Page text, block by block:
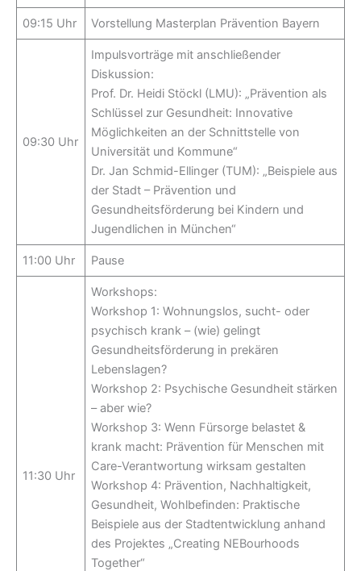
09:15 Uhr Vorstellung Masterplan Prävention Bayern
09:30 Uhr
Impulsvorträge mit anschließender
Diskussion:
Prof. Dr. Heidi Stöckl (LMU): „Prävention als
Schlüssel zur Gesundheit: Innovative
Möglichkeiten an der Schnittstelle von
Universität und Kommune“
Dr. Jan Schmid-Ellinger (TUM): „Beispiele aus
der Stadt – Prävention und
Gesundheitsförderung bei Kindern und
Jugendlichen in München“
11:00 Uhr Pause
11:30 Uhr
Workshops:
Workshop 1: Wohnungslos, sucht- oder
psychisch krank – (wie) gelingt
Gesundheitsförderung in prekären
Lebenslagen?
Workshop 2: Psychische Gesundheit stärken
– aber wie?
Workshop 3: Wenn Fürsorge belastet &
krank macht: Prävention für Menschen mit
Care-Verantwortung wirksam gestalten
Workshop 4: Prävention, Nachhaltigkeit,
Gesundheit, Wohlbefinden: Praktische
Beispiele aus der Stadtentwicklung anhand
des Projektes „Creating NEBourhoods
Together“